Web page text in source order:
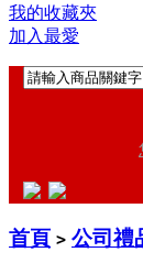
我的收藏夾
加入最愛
首頁 > 公司禮